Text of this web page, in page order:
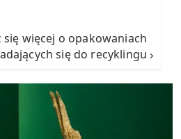
się więcej o opakowaniach
się do recyklingu